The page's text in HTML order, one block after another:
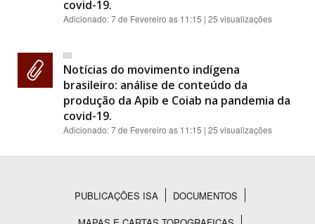
covid-19.
Adicionado:7 de Fevereiro as 11:15 | 25 visualizações
Notícias do movimento indígena
brasileiro: análise de conteúdo da
produção da Apib e Coiab na pandemia da
covid-19.
Adicionado:7 de Fevereiro as 11:15 | 25 visualizações
Rodapé
PUBLICAÇÕES ISA
DOCUMENTOS